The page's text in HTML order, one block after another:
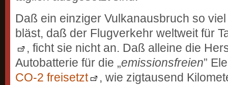
Daß ein einziger Vulkanausbruch so
bläst, daß der Flugverkehr weltweit für
, ficht sie nicht an. Daß alleine die
Autobatterie für die „emissionsfreien”
CO-2 freisetzt
, wie zigtausend